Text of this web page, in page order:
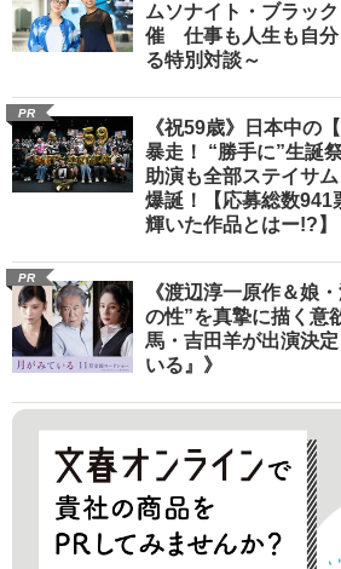
ムソナイト・ブラッ
催 仕事も人生も自分
る特別対談～
PR
《祝59歳》日本中の
暴走！ “勝手に”生誕
助演も全部ステイサム
爆誕！【応募総数941
輝いた作品とはー!?】
PR
《渡辺淳一原作＆娘
の性”を真摯に描く意
馬・吉田羊が出演決
いる』》